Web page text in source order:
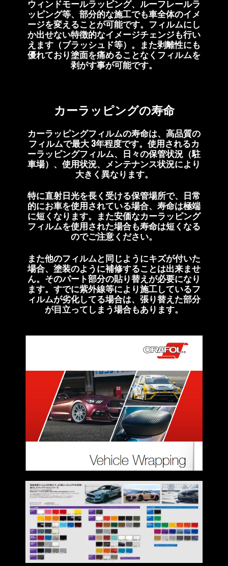
ウィンドモールラッピング、ルーフレールラ
ッピング等、部分的な施工でも車全体のイメ
ージを変えることが可能です。フィルムにし
か出せない特徴的なイメージチェンジも行い
えます（ブラッシュド等）。また剥離性にも
優れており塗面を痛めることなくフィルムを
剥がす事が可能です。
カーラッピングの寿命
カーラッピングフィルムの寿命は、高品質の
フィルムで最大 3年程度です。使用されるカ
ーラッピングフィルム、日々の保管状況（駐
車場）、使用状況、メンテナンス状況により
大きく異なります。
特に直射日光を長く受ける保管場所で、日常
的にお車を使用されている場合、寿命は極端
に短くなります。また安価なカーラッピング
フィルムを使用された場合も寿命は短くなる
のでご注意ください。
また他のフィルムと同じようにキズが付いた
場合、塗装のように補修することは出来ませ
ん。そのパート部分の貼り替えが必要になり
ます。すでに紫外線等により施工しているフ
ィルムが劣化してる場合は、張り替えた部分
が目立ってしまう場合もあります。